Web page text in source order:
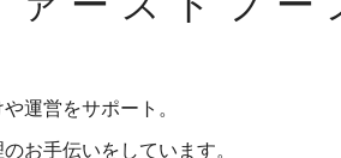
運営をサポート。
お手伝いをしています。